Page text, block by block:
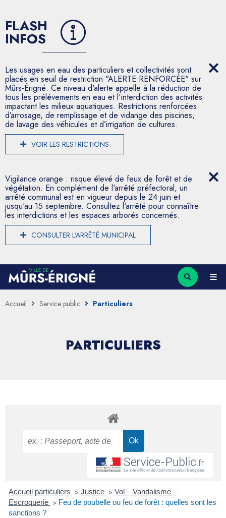
FLASH
INFOS
Les usages en eau des particuliers et collectivités sont
placés en seuil de restriction "ALERTE RENFORCÉE" sur
Mûrs-Érigné. Ce niveau d'alerte appelle à la réduction de
tous les prélèvements en eau et l'interdiction des activités
impactant les milieux aquatiques. Restrictions renforcées
d’arrosage, de remplissage et de vidange des piscines,
de lavage des véhicules et d’irrigation de cultures.
VOIR LES RESTRICTIONS
Vigilance orange : risque élevé de feux de forêt et de
végétation. En complément de l'arrêté préfectoral, un
arrêté communal est en vigueur depuis le 24 juin et
jusqu'au 15 septembre. Consultez l'arrêté pour connaître
les interdictions et les espaces arborés concernés.
CONSULTER L'ARRÊTÉ MUNICIPAL
Accueil Service public Particuliers
PARTICULIERS
Accueil particuliers > Justice > Vol – Vandalisme –
Escroquerie > Feu de poubelle ou feu de forêt : quelles sont les
sanctions ?